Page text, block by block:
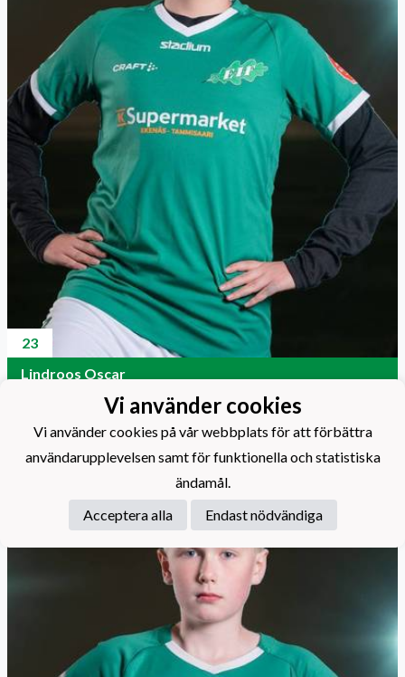
23
Lindroos Oscar
Vi använder cookies
Vi använder cookies på vår webbplats för att förbättra
användarupplevelsen samt för funktionella och statistiska
ändamål.
Acceptera alla
Endast nödvändiga